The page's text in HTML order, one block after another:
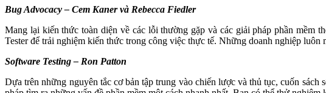
Bug Advocacy – Cem Kaner và Rebecca Fiedler
Mang lại kiến thức toàn diện về các lỗi thường gặp và các giải pháp phần mềm
Tester để trải nghiệm kiến thức trong công việc thực tế. Những doanh nghiệp luôn
Software Testing – Ron Patton
Dựa trên những nguyên tắc cơ bản tập trung vào chiến lược và thủ tục, cuốn